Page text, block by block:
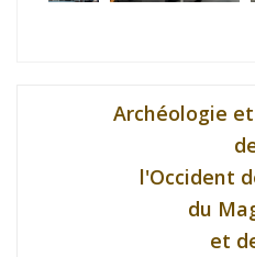
Archéologie
l'Occident
du
et